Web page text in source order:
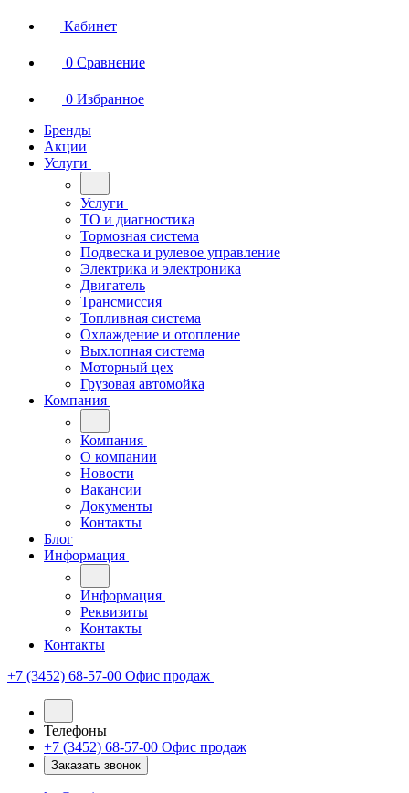
Кабинет
0 Сравнение
0 Избранное
Бренды
Акции
Услуги
Услуги
ТО и диагностика
Тормозная система
Подвеска и рулевое управление
Электрика и электроника
Двигатель
Трансмиссия
Топливная система
Охлаждение и отопление
Выхлопная система
Моторный цех
Грузовая автомойка
Компания
Компания
О компании
Новости
Вакансии
Документы
Контакты
Блог
Информация
Информация
Реквизиты
Контакты
Контакты
+7 (3452) 68-57-00 Офис продаж
Телефоны
+7 (3452) 68-57-00 Офис продаж
Заказать звонок